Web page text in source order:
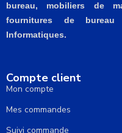
bureau, mobiliers de
fournitures de bureau
Informatiques.
Compte client
Mon compte
Mes commandes
Suivi commande